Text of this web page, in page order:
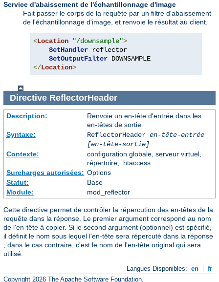
Service d'abaissement de l'échantillonnage d'image
Fait passer le corps de la requête par un filtre d'abaissement
de l'échantillonnage d'image, et renvoie le résultat au client.
<Location "/downsample">
SetHandler reflector
SetOutputFilter
</Location>
Directive ReflectorHeader
Description:
Renvoie un en-tête d'entrée dans les
en-têtes de sortie
Syntaxe:
ReflectorHeader en-tête-entrée
[en-tête-sortie]
Contexte:
configuration globale, serveur virtuel,
répertoire, .htaccess
Surcharges autorisées: Options
Statut:
Base
Module:
mod_reflector
Cette directive permet de contrôler la répercution des en-têtes de la
requête dans la réponse. Le premier argument correspond au nom
de l'en-tête à copier. Si le second argument (optionnel) est spécifié,
il définit le nom sous lequel l'en-tête sera répercuté dans la réponse
; dans le cas contraire, c'est le nom de l'en-tête original qui sera
utilisé.
Langues Disponibles: en | fr
Copyright 2026 The Apache Software Foundation.